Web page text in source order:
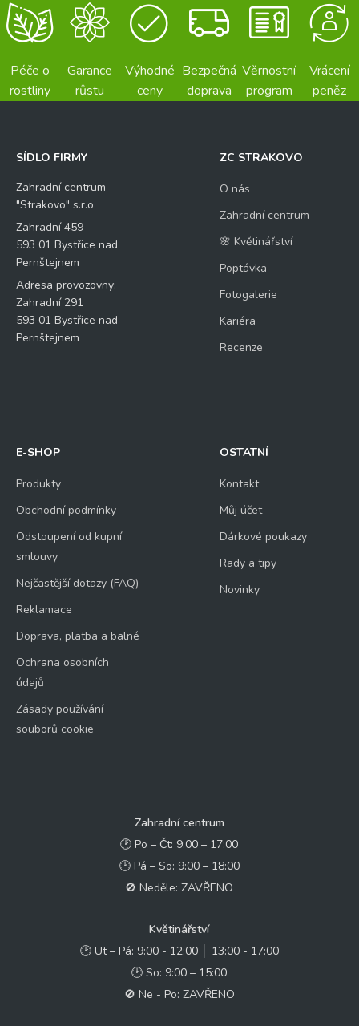
Péče o
rostliny
Garance
růstu
Výhodné
ceny
Bezpečná
doprava
Věrnostní
program
Vrácení
peněz
SÍDLO FIRMY
Zahradní centrum
"Strakovo" s.r.o
Zahradní 459
593 01 Bystřice nad
Pernštejnem
Adresa provozovny:
Zahradní 291
593 01 Bystřice nad
Pernštejnem
ZC STRAKOVO
O nás
Zahradní centrum
🌸 Květinářství
Poptávka
Fotogalerie
Kariéra
Recenze
E-SHOP
Produkty
Obchodní podmínky
Odstoupení od kupní
smlouvy
Nejčastější dotazy (FAQ)
Reklamace
Doprava, platba a balné
Ochrana osobních
údajů
Zásady používání
souborů cookie
OSTATNÍ
Kontakt
Můj účet
Dárkové poukazy
Rady a tipy
Novinky
Zahradní centrum
🕑 Po – Čt: 9:00 – 17:00
🕑 Pá – So: 9:00 – 18:00
🚫 Neděle: ZAVŘENO
Květinářství
🕑 Ut – Pá: 9:00 - 12:00 │ 13:00 - 17:00
🕑 So: 9:00 – 15:00
🚫 Ne - Po: ZAVŘENO